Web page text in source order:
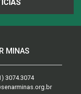
MINAS
3074.3074